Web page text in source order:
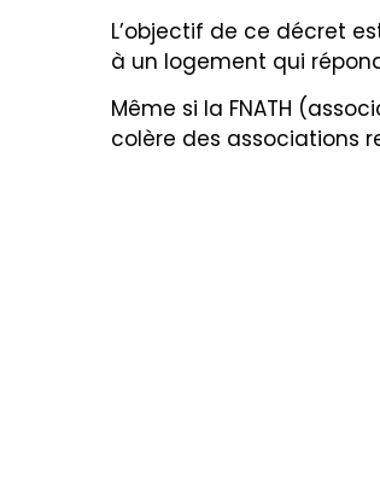
L’objectif de ce décret
à un logement qui
Même si la FNATH
colère des associations